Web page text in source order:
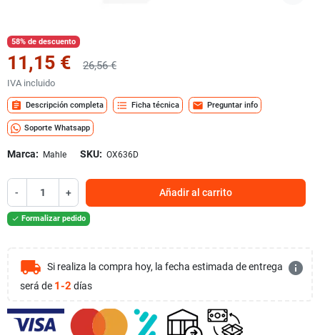
58% de descuento
11,15 € 26,56 €
IVA incluido
assignment Descripción completa format_list_bulleted Ficha técnica mail Preguntar info
Soporte Whatsapp
Marca: Mahle SKU: OX636D
- + Añadir al carrito
 Formalizar pedido
local_shipping Si realiza la compra hoy, la fecha estimada de entrega
será de 1-2 días
info